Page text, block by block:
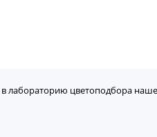
цветоподбора